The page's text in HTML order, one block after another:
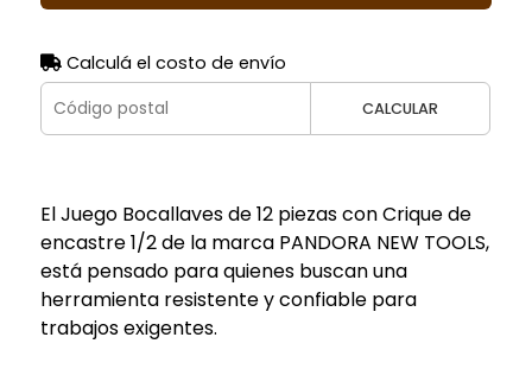
Calculá el costo de envío
CALCULAR
El Juego Bocallaves de 12 piezas con Crique de
encastre 1/2 de la marca PANDORA NEW TOOLS,
está pensado para quienes buscan una
herramienta resistente y confiable para
trabajos exigentes.